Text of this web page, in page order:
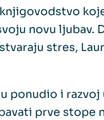
novu ljubav.
stres,
ponudio i razvoj
prve stope